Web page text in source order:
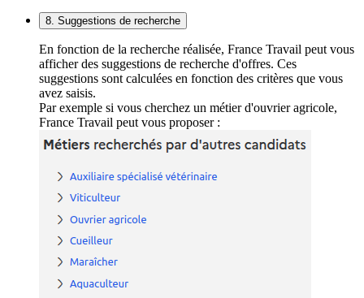
8. Suggestions de recherche
En fonction de la recherche réalisée, France Travail peut vous
afficher des suggestions de recherche d'offres. Ces
suggestions sont calculées en fonction des critères que vous
avez saisis.
Par exemple si vous cherchez un métier d'ouvrier agricole,
France Travail peut vous proposer :